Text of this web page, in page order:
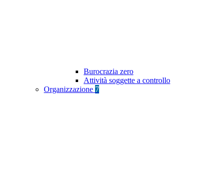
Burocrazia zero
Attività soggette a controllo
Organizzazione 7